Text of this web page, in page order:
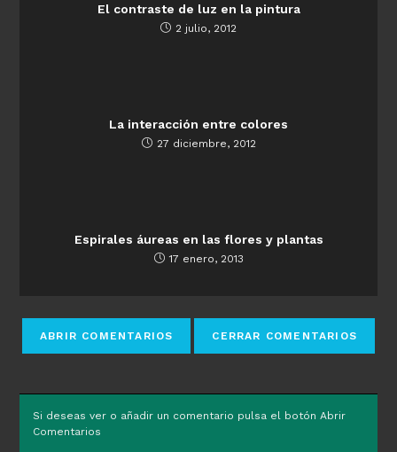
El contraste de luz en la pintura
2 julio, 2012
La interacción entre colores
27 diciembre, 2012
Espirales áureas en las flores y plantas
17 enero, 2013
Si deseas ver o añadir un comentario pulsa el botón Abrir
Comentarios